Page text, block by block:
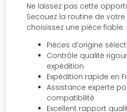
Ne laissez pas cette
Secouez la routine de
choisissez une pièce fiable.
Pièces d’origine
Contrôle qualité
expédition
Expédition rapide en
Assistance experte
compatibilité
Excellent rapport